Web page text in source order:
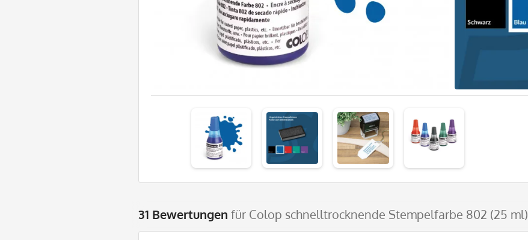
31 Bewertungen für Colop schnelltrocknende Stempelfarbe 802 (25 ml)